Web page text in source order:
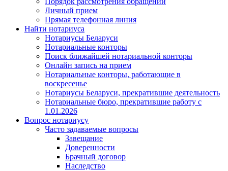
Личный прием
Прямая телефонная линия
Найти нотариуса
Нотариусы Беларуси
Нотариальные конторы
Поиск ближайшей нотариальной конторы
Онлайн запись на прием
Нотариальные конторы, работающие в
воскресенье
Нотариусы Беларуси, прекратившие деятельность
Нотариальные бюро, прекратившие работу с
1.01.2026
Вопрос нотариусу
Часто задаваемые вопросы
Завещание
Доверенности
Брачный договор
Наследство